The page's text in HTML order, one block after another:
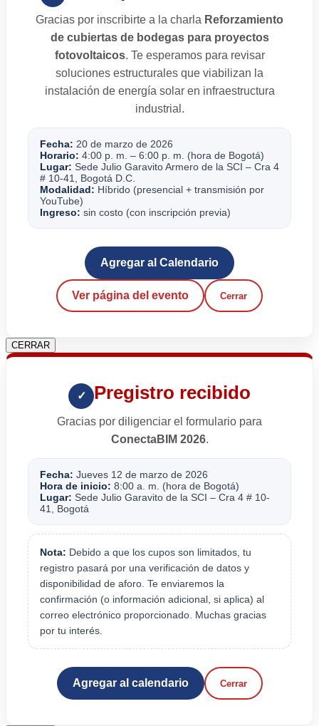
Gracias por inscribirte a la charla Reforzamiento
de cubiertas de bodegas para proyectos
fotovoltaicos. Te esperamos para revisar
soluciones estructurales que viabilizan la
instalación de energía solar en infraestructura
industrial.
Fecha: 20 de marzo de 2026
Horario: 4:00 p. m. – 6:00 p. m. (hora de Bogotá)
Lugar: Sede Julio Garavito Armero de la SCI – Cra 4
# 10-41, Bogotá D.C.
Modalidad: Híbrido (presencial + transmisión por
YouTube)
Ingreso: sin costo (con inscripción previa)
Agregar al Calendario
Ver página del evento Cerrar
CERRAR
✓ Pregistro recibido
Gracias por diligenciar el formulario para
ConectaBIM 2026.
Fecha: Jueves 12 de marzo de 2026
Hora de inicio: 8:00 a. m. (hora de Bogotá)
Lugar: Sede Julio Garavito de la SCI – Cra 4 # 10-
41, Bogotá
Nota: Debido a que los cupos son limitados, tu
registro pasará por una verificación de datos y
disponibilidad de aforo. Te enviaremos la
confirmación (o información adicional, si aplica) al
correo electrónico proporcionado. Muchas gracias
por tu interés.
Agregar al calendario Cerrar